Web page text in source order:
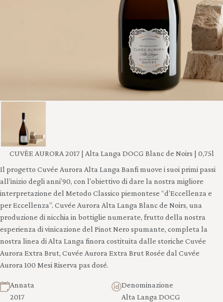
CUVÈE AURORA 2017 | Alta Langa DOCG Blanc de Noirs | 0,75l
Il progetto Cuvée Aurora Alta Langa Banfi muove i suoi primi passi
all’inizio degli anni’90, con l’obiettivo di dare la nostra migliore
interpretazione del Metodo Classico piemontese “d’Eccellenza e
per Eccellenza”. Cuvée Aurora Alta Langa Blanc de Noirs, una
produzione di nicchia in bottiglie numerate, frutto della nostra
esperienza di vinicazione del Pinot Nero spumante, completa la
nostra linea di Alta Langa finora costituita dalle storiche Cuvée
Aurora Extra Brut, Cuvée Aurora Extra Brut Rosée dal Cuvée
Aurora 100 Mesi Riserva pas dosé.
Annata
2017
Denominazione
Alta Langa DOCG